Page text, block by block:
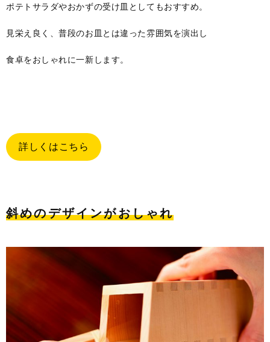
ポテトサラダやおかずの受け皿としてもおすすめ。
見栄え良く、普段のお皿とは違った雰囲気を演出し
食卓をおしゃれに一新します。
詳しくはこちら
斜めのデザインがおしゃれ